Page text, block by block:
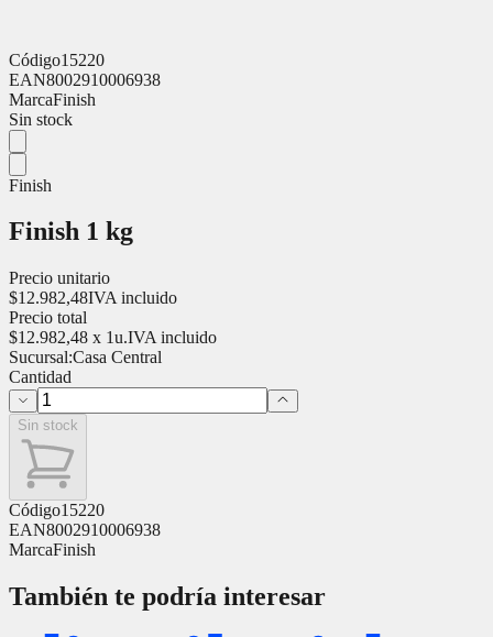
Código15220
EAN8002910006938
MarcaFinish
Sin stock
Finish
Finish 1 kg
Precio unitario
$12.982,48IVA incluido
Precio total
$12.982,48 x 1u.IVA incluido
Sucursal:Casa Central
Cantidad
Sin stock
Código15220
EAN8002910006938
MarcaFinish
También te podría interesar